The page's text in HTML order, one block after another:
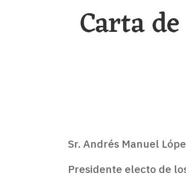
Carta
Sr. Andrés Manuel
Presidente electo de